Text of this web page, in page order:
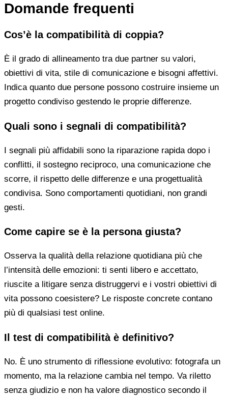
Domande frequenti
Cos’è la compatibilità di coppia?
È il grado di allineamento tra due partner su valori,
obiettivi di vita, stile di comunicazione e bisogni affettivi.
Indica quanto due persone possono costruire insieme un
progetto condiviso gestendo le proprie differenze.
Quali sono i segnali di compatibilità?
I segnali più affidabili sono la riparazione rapida dopo i
conflitti, il sostegno reciproco, una comunicazione che
scorre, il rispetto delle differenze e una progettualità
condivisa. Sono comportamenti quotidiani, non grandi
gesti.
Come capire se è la persona giusta?
Osserva la qualità della relazione quotidiana più che
l’intensità delle emozioni: ti senti libero e accettato,
riuscite a litigare senza distruggervi e i vostri obiettivi di
vita possono coesistere? Le risposte concrete contano
più di qualsiasi test online.
Il test di compatibilità è definitivo?
No. È uno strumento di riflessione evolutivo: fotografa un
momento, ma la relazione cambia nel tempo. Va riletto
senza giudizio e non ha valore diagnostico secondo il